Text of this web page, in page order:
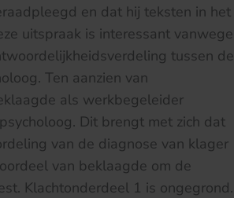
en dat hij teksten in het
uitspraak is interessant vanwege
tussen de
Ten aanzien van
als werkbegeleider
Dit brengt met zich dat
van de diagnose van klager
van beklaagde om de
Klachtonderdeel 1 is ongegrond.